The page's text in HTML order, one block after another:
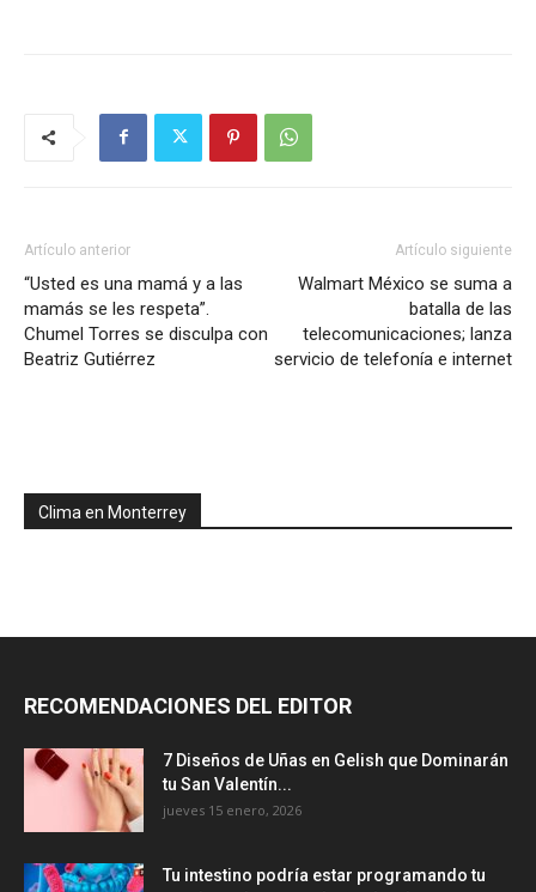
Artículo anterior
“Usted es una mamá y a las
mamás se les respeta”.
Chumel Torres se disculpa con
Beatriz Gutiérrez
Artículo siguiente
Walmart México se suma a
batalla de las
telecomunicaciones; lanza
servicio de telefonía e internet
Clima en Monterrey
RECOMENDACIONES DEL EDITOR
7 Diseños de Uñas en Gelish que Dominarán
tu San Valentín...
jueves 15 enero, 2026
Tu intestino podría estar programando tu